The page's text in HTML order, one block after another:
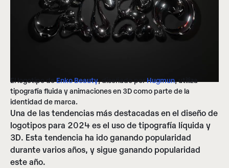
El logotipo deEnko Beauty, diseñado porHugmun, utiliza
tipografía fluida y animaciones en 3D como parte de la
identidad de marca.
Una de las tendencias más destacadas en el diseño de
logotipos para 2024 es el uso de tipografía líquida y
3D. Esta tendencia ha ido ganando popularidad
durante varios años, y sigue ganando popularidad
este año.